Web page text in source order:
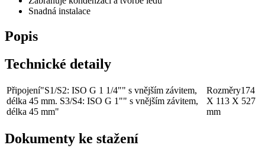
Snadná instalace
Popis
Technické detaily
Připojení"S1/S2: ISO G 1 1/4"" s vnějším závitem,
délka 45 mm. S3/S4: ISO G 1"" s vnějším závitem,
délka 45 mm"
Rozměry174
X 113 X 527
mm
Dokumenty ke stažení